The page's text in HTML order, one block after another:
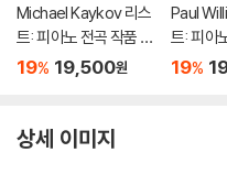
Michael Kaykov 리스
트: 피아노 전곡 작품 6
9집 (Liszt: Complet
19% 19,500원
Paul
트: 피아
7집
19%
상세 이미지